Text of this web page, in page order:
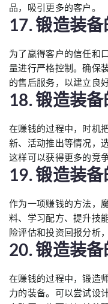
品，吸引更多的客户。
17. 锻造装
为了赢得客户的信任和
量进行严格控制。确保
的售后服务，以建立良
18. 锻造装
在赚钱的过程中，时机
新、活动推出等情况，
这样可以获得更多的竞
19. 锻造装
作为一项赚钱的方法，
料、学习配方、提升技
险评估和投资回报分析
20. 锻造装
在赚钱的过程中，锻造
力的装备。可以尝试设